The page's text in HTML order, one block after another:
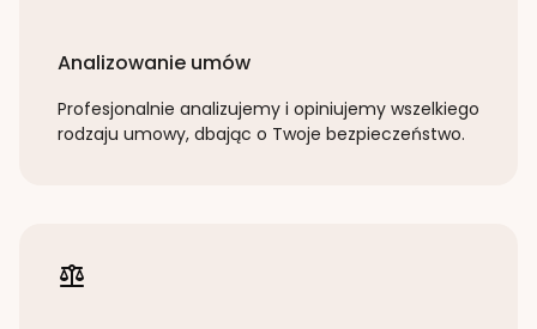
Analizowanie umów
Profesjonalnie analizujemy i opiniujemy wszelkiego
rodzaju umowy, dbając o Twoje bezpieczeństwo.